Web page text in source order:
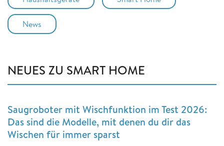
News
NEUES ZU SMART HOME
Saugroboter mit Wischfunktion im Test 2026:
Das sind die Modelle, mit denen du dir das
Wischen für immer sparst